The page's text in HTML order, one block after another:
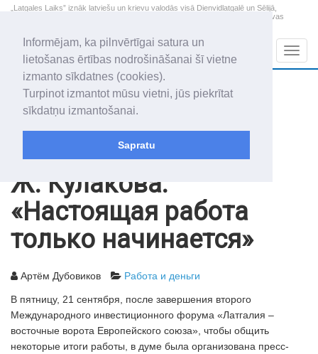
Informējam, ka pilnvērtīgai satura un
lietošanas ērtības nodrošināšanai šī vietne
izmanto sīkdatnes (cookies).
Turpinot izmantot mūsu vietni, jūs piekrītat
sīkdatņu izmantošanai.
Sapratu
„Latgales Laiks” iznāk latviešu un krievu valodās visā Dienvidlatgalē un Sēlijā,
„Latgales Laiks” latviešu valodā aptver Daugavpils valstspilsētu, Augšdaugavas
2026. gada 8. augusts
Sestdiena
Mudīte, Vladislava, Vladislavs
+13.3
Ж. Кулакова:
«Настоящая работа
только начинается»
Артём Дубовиков Работа и деньги
В пятницу, 21 сентября, после завершения второго
Международного инвестиционного форума «Латгалия –
восточные ворота Европейского союза», чтобы общить
некоторые итоги работы, в думе была организована пресс-